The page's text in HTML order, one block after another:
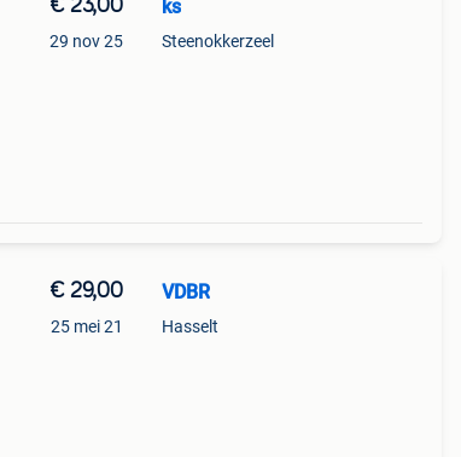
€ 23,00
29 nov 25
ks
Steenokkerzeel
€ 29,00
25 mei 21
VDBR
Hasselt